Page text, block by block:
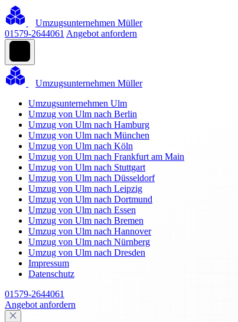
Umzugsunternehmen Müller
01579-2644061 Angebot anfordern
Umzugsunternehmen Müller
Umzugsunternehmen Ulm
Umzug von Ulm nach Berlin
Umzug von Ulm nach Hamburg
Umzug von Ulm nach München
Umzug von Ulm nach Köln
Umzug von Ulm nach Frankfurt am Main
Umzug von Ulm nach Stuttgart
Umzug von Ulm nach Düsseldorf
Umzug von Ulm nach Leipzig
Umzug von Ulm nach Dortmund
Umzug von Ulm nach Essen
Umzug von Ulm nach Bremen
Umzug von Ulm nach Hannover
Umzug von Ulm nach Nürnberg
Umzug von Ulm nach Dresden
Impressum
Datenschutz
01579-2644061
Angebot anfordern